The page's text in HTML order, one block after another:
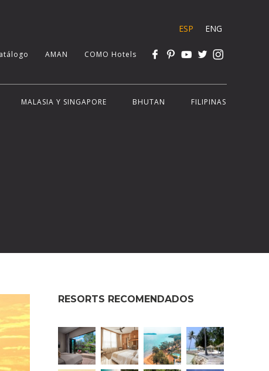
ESP ENG
AMAN COMO Hotels
MALASIA Y SINGAPORE BHUTAN FILIPINAS
RESORTS RECOMENDADOS